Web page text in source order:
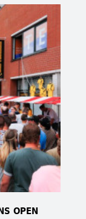
OPEN